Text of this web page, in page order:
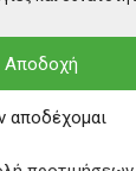
Αποδοχή
αποδέχομαι